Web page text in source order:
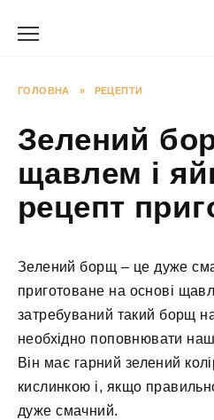
ГОЛОВНА » РЕЦЕПТИ
Зелений
щавлем і
рецепт
Зелений борщ – це дуже
приготоване на основі
затребуваний такий борщ
необхідно поповнювати наш
Він має гарний зелений
кислинкою і, якщо
дуже смачний.